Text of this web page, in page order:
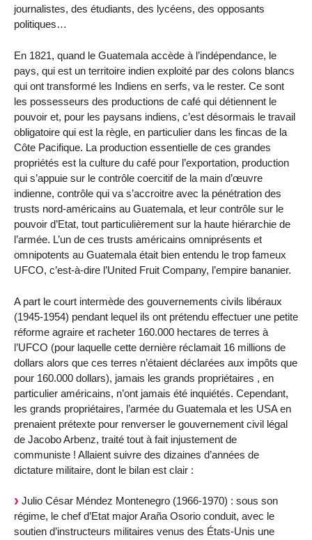
journalistes, des étudiants, des lycéens, des opposants
politiques…
En 1821, quand le Guatemala accède à l’indépendance, le
pays, qui est un territoire indien exploité par des colons blancs
qui ont transformé les Indiens en serfs, va le rester. Ce sont
les possesseurs des productions de café qui détiennent le
pouvoir et, pour les paysans indiens, c’est désormais le travail
obligatoire qui est la règle, en particulier dans les fincas de la
Côte Pacifique. La production essentielle de ces grandes
propriétés est la culture du café pour l’exportation, production
qui s’appuie sur le contrôle coercitif de la main d’œuvre
indienne, contrôle qui va s’accroitre avec la pénétration des
trusts nord-américains au Guatemala, et leur contrôle sur le
pouvoir d’Etat, tout particulièrement sur la haute hiérarchie de
l’armée. L’un de ces trusts américains omniprésents et
omnipotents au Guatemala était bien entendu le trop fameux
UFCO, c’est-à-dire l’United Fruit Company, l’empire bananier.
A part le court intermède des gouvernements civils libéraux
(1945-1954) pendant lequel ils ont prétendu effectuer une petite
réforme agraire et racheter 160.000 hectares de terres à
l’UFCO (pour laquelle cette dernière réclamait 16 millions de
dollars alors que ces terres n’étaient déclarées aux impôts que
pour 160.000 dollars), jamais les grands propriétaires , en
particulier américains, n’ont jamais été inquiétés. Cependant,
les grands propriétaires, l’armée du Guatemala et les USA en
prenaient prétexte pour renverser le gouvernement civil légal
de Jacobo Arbenz, traité tout à fait injustement de
communiste ! Allaient suivre des dizaines d’années de
dictature militaire, dont le bilan est clair :
Julio César Méndez Montenegro (1966-1970) : sous son
régime, le chef d’Etat major Araña Osorio conduit, avec le
soutien d’instructeurs militaires venus des États-Unis une